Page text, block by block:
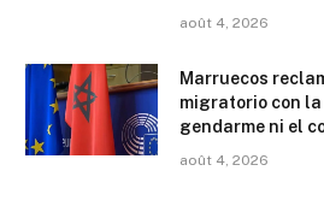
août 4, 2026
Marruecos
migratorio con la
gendarme ni el
août 4, 2026